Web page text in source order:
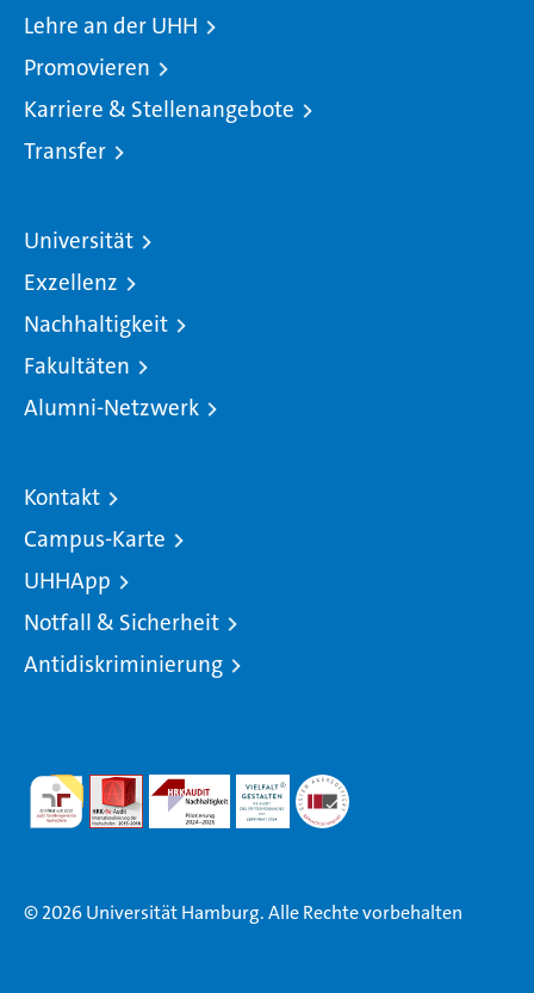
Lehre an der UHH
Promovieren
Karriere & Stellenangebote
Transfer
Universität
Exzellenz
Nachhaltigkeit
Fakultäten
Alumni-Netzwerk
Kontakt
Campus-Karte
UHHApp
Notfall & Sicherheit
Antidiskriminierung
© 2026 Universität Hamburg. Alle Rechte vorbehalten